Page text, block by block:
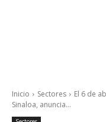
Inicio Sectores
El 6 de
Sinaloa, anuncia...